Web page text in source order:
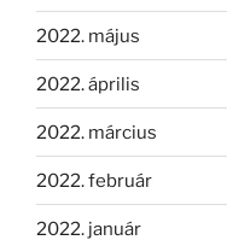
2022. május
2022. április
2022. március
2022. február
2022. január